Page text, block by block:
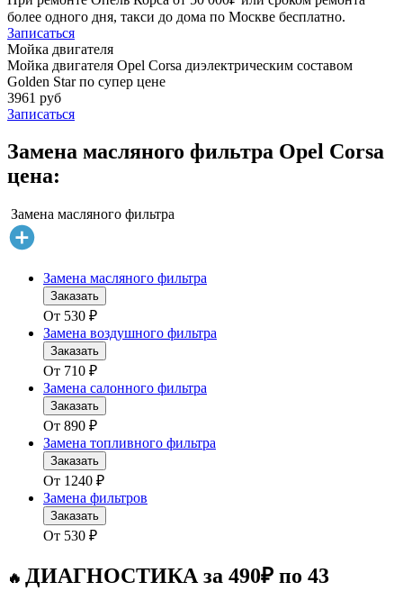
более одного дня, такси до дома по Москве бесплатно.
Записаться
Мойка двигателя
Мойка двигателя Opel Corsa диэлектрическим составом
Golden Star по супер цене
3961 руб
Записаться
Замена масляного фильтра Opel Corsa
цена:
Замена масляного фильтра
Замена масляного фильтра
Заказать
От 530 ₽
Замена воздушного фильтра
Заказать
От 710 ₽
Замена салонного фильтра
Заказать
От 890 ₽
Замена топливного фильтра
Заказать
От 1240 ₽
Замена фильтров
Заказать
От 530 ₽
🔥 ДИАГНОСТИКА за 490₽ по 43